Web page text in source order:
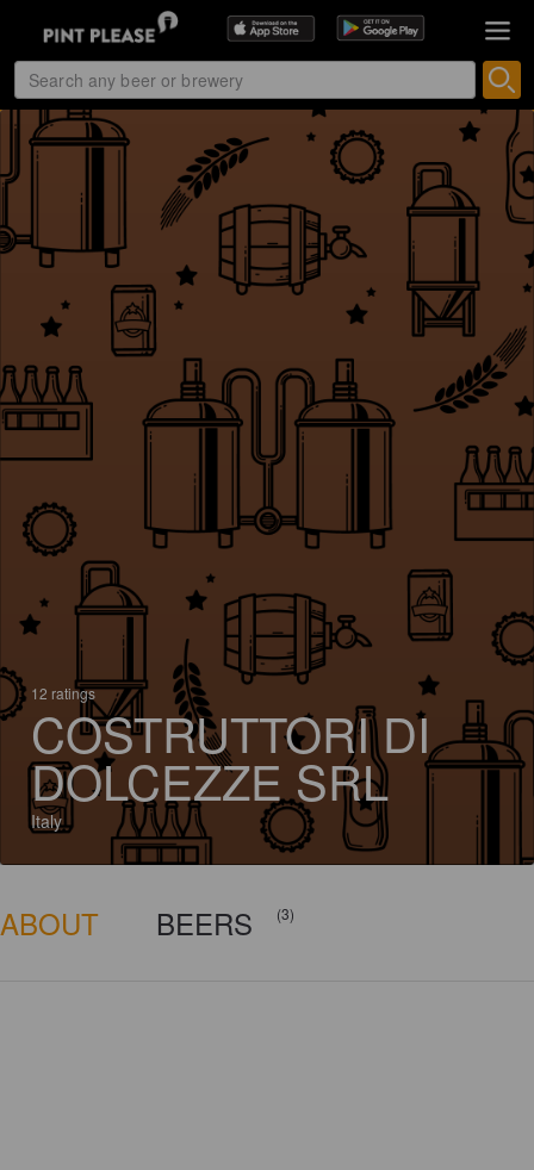
12 ratings
COSTRUTTORI DI
DOLCEZZE SRL
Italy
ABOUT BEERS (3)